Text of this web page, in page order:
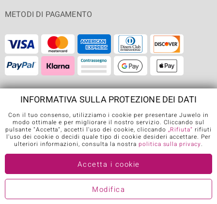
METODI DI PAGAMENTO
SPEDIZIONE
APP DI JUWELO
INFORMATIVA SULLA PROTEZIONE DEI DATI
Con il tuo consenso, utilizziamo i cookie per presentare Juwelo in
modo ottimale e per migliorare il nostro servizio. Cliccando sul
pulsante "Accetta", accetti l'uso dei cookie, cliccando „Rifiuta“ rifiuti
l'uso dei cookie o decidi quale tipo di cookie desideri accettare. Per
ulteriori informazioni, consulta la nostra politica sulla privacy.
Accetta i cookie
Modifica